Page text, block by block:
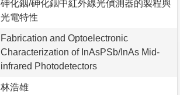
砷化銦/砷化銦中紅外線光偵測器的製程與
光電特性
Fabrication and Optoelectronic
Characterization of InAsPSb/InAs Mid-
infrared Photodetectors
林浩雄